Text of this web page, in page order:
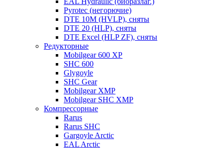
Pyrotec (негорючие)
DTE 10M (HVLP), сняты
DTE 20 (HLP), сняты
DTE Excel (HLP ZF), сняты
Редукторные
Mobilgear 600 XP
SHC 600
Glygoyle
SHC Gear
Mobilgear XMP
Mobilgear SHC XMP
Компрессорные
Rarus
Rarus SHC
Gargoyle Arctic
EAL Arctic